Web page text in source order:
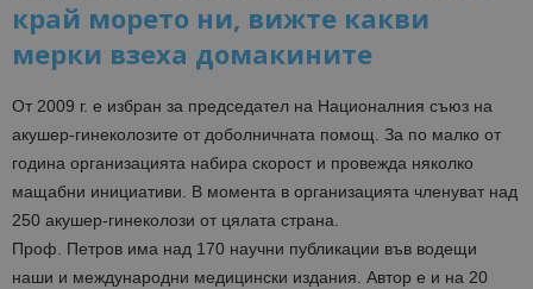
край морето ни, вижте какви
мерки взеха домакините
От 2009 г. е избран за председател на Националния съюз на
акушер-гинеколозите от доболничната помощ. За по малко от
година организацията набира скорост и провежда няколко
мащабни инициативи. В момента в организацията членуват над
250 акушер-гинеколози от цялата страна.
Проф. Петров има над 170 научни публикации във водещи
наши и международни медицински издания. Автор е и на 20